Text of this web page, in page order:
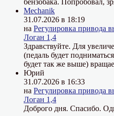
бензобака. Попробовал,
Mechanik
31.07.2026 в 18:19
на Регулировка привода
Логан 1,4
Здравствуйте. Для
(педаль будет
будет так же выше)
Юрий
31.07.2026 в 16:33
на Регулировка привода
Логан 1,4
Доброго дня. Спасибо.